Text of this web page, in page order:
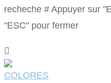
recheche # Appuyer sur
"ESC" pour fermer